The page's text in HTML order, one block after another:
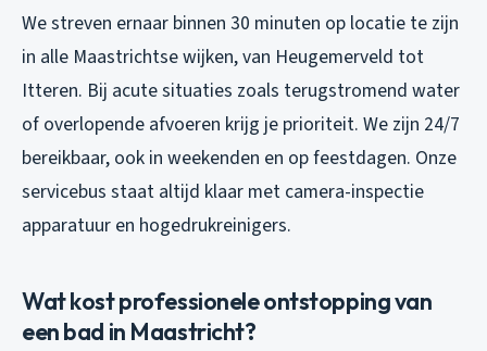
We streven ernaar binnen 30 minuten op locatie te zijn
in alle Maastrichtse wijken, van Heugemerveld tot
Itteren. Bij acute situaties zoals terugstromend water
of overlopende afvoeren krijg je prioriteit. We zijn 24/7
bereikbaar, ook in weekenden en op feestdagen. Onze
servicebus staat altijd klaar met camera-inspectie
apparatuur en hogedrukreinigers.
Wat kost professionele ontstopping van
een bad in Maastricht?